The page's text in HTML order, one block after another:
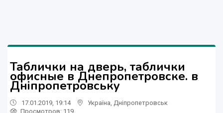
Таблички на дверь, таблички
офисные в Днепропетровске. в
Дніпропетровську
17.01.2019, 19:14 Україна Дніпропетровськ
Просмотров: 119